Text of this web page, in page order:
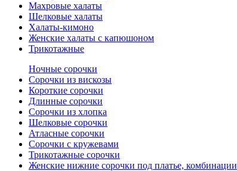
Махровые халаты
Шелковые халаты
Халаты-кимоно
Женские халаты с капюшоном
Трикотажные
Ночные сорочки
Сорочки из вискозы
Короткие сорочки
Длинные сорочки
Сорочки из хлопка
Шелковые сорочки
Атласные сорочки
Сорочки с кружевами
Трикотажные сорочки
Женские нижние сорочки под платье, комбинации